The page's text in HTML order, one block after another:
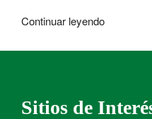
Continuar leyendo
Sitios de